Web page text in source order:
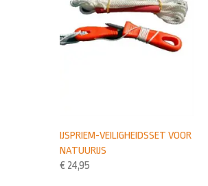
IJSPRIEM-VEILIGHEIDSSET VOOR
NATUURIJS
€ 24,95